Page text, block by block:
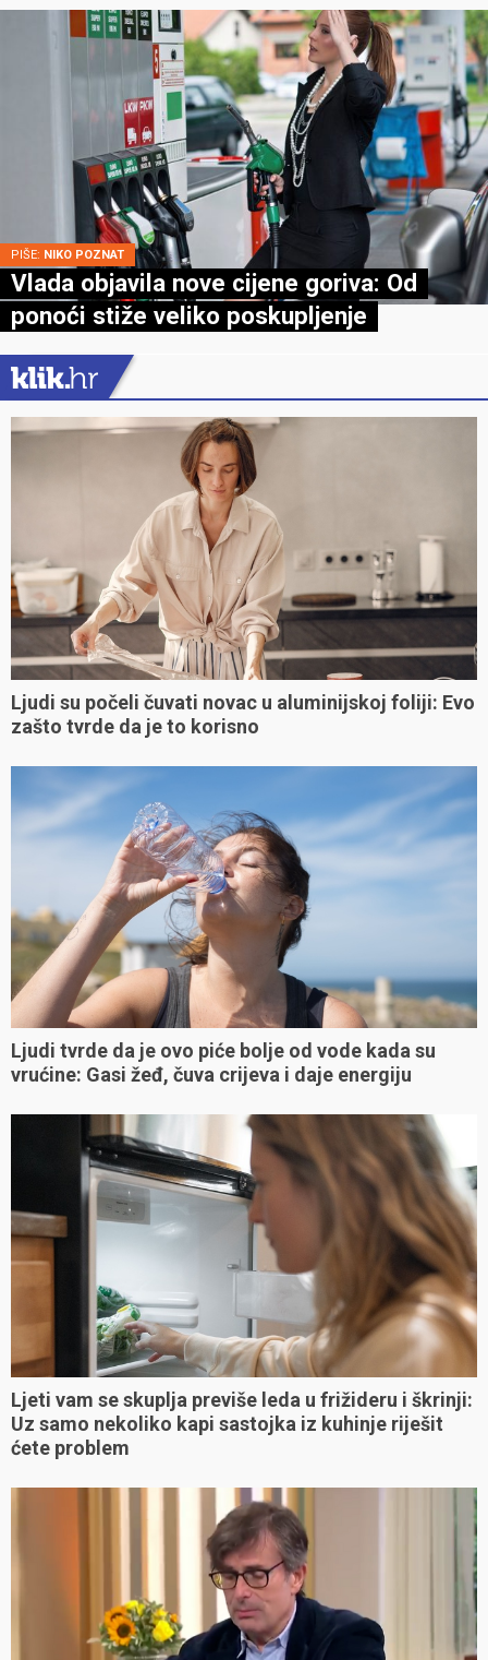
PIŠE: NIKO POZNAT
Vlada objavila nove cijene goriva: Od
ponoći stiže veliko poskupljenje
Ljudi su počeli čuvati novac u aluminijskoj foliji: Evo
zašto tvrde da je to korisno
Ljudi tvrde da je ovo piće bolje od vode kada su
vrućine: Gasi žeđ, čuva crijeva i daje energiju
Ljeti vam se skuplja previše leda u frižideru i škrinji:
Uz samo nekoliko kapi sastojka iz kuhinje riješit
ćete problem